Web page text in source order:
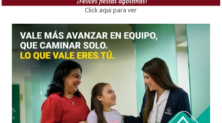
Click aqui para ver